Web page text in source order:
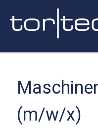
(m/w/x)